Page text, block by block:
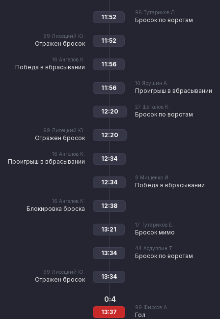
96 Тутариков Д.
Бросок по воротам
11:52
99 Лисецкий Ю.
Отражен бросок 11:52
16 Ангелов К.
Победа в вбрасывании 11:56
10 Ярушин А.
Проигрыш в вбрасывании
11:56
27 Шаталов К.
Бросок по воротам
12:20
99 Лисецкий Ю.
Отражен бросок 12:20
16 Ангелов К.
Проигрыш в вбрасывании 12:34
8 Мищенко И.
Победа в вбрасывании
12:34
16 Ангелов К.
Блокировка броска 12:38
17 Тутариков Е.
Бросок мимо
13:21
44 Абдуллин Т.
Бросок по воротам
13:34
99 Лисецкий Ю.
Отражен бросок 13:34
99 Фирсов А.
Гол
0:4
13:37